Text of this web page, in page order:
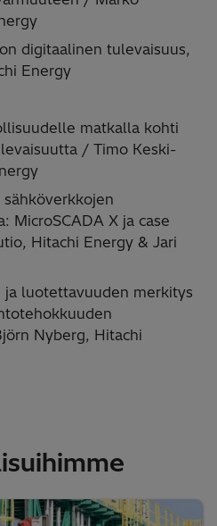
digitaalinen tulevaisuus​,
Energy
matkalla ​kohti
/ Timo Keski-
​MicroSCADA X ja case
Hitachi Energy & Jari
ja luotettavuuden merkitys
Nyberg, Hitachi